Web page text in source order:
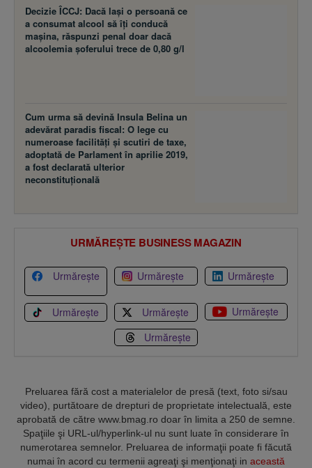
Decizie ÎCCJ: Dacă laşi o persoană ce
a consumat alcool să îţi conducă
maşina, răspunzi penal doar dacă
alcoolemia şoferului trece de 0,80 g/l
Cum urma să devină Insula Belina un
adevărat paradis fiscal: O lege cu
numeroase facilităţi şi scutiri de taxe,
adoptată de Parlament în aprilie 2019,
a fost declarată ulterior
neconstituţională
URMĂREȘTE BUSINESS MAGAZIN
Urmărește Urmărește Urmărește
Urmărește Urmărește
Urmărește
Urmărește
Preluarea fără cost a materialelor de presă (text, foto si/sau
video), purtătoare de drepturi de proprietate intelectuală, este
aprobată de către www.bmag.ro doar în limita a 250 de semne.
Spaţiile şi URL-ul/hyperlink-ul nu sunt luate în considerare în
numerotarea semnelor. Preluarea de informaţii poate fi făcută
numai în acord cu termenii agreaţi şi menţionaţi in această